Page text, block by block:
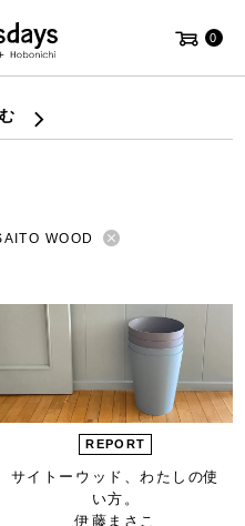
0
WOOD
REPORT
サイトーウッド、 わたしの使
い方。
伊藤まさこ